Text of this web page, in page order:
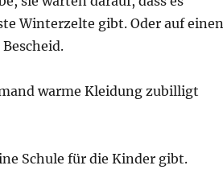
Winterzelte gibt. Oder auf einen
warme Kleidung zubilligt
Schule für die Kinder gibt.